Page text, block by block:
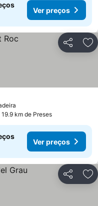
Ver preços
Partilhar
km de Preses
Ver preços
Partilhar